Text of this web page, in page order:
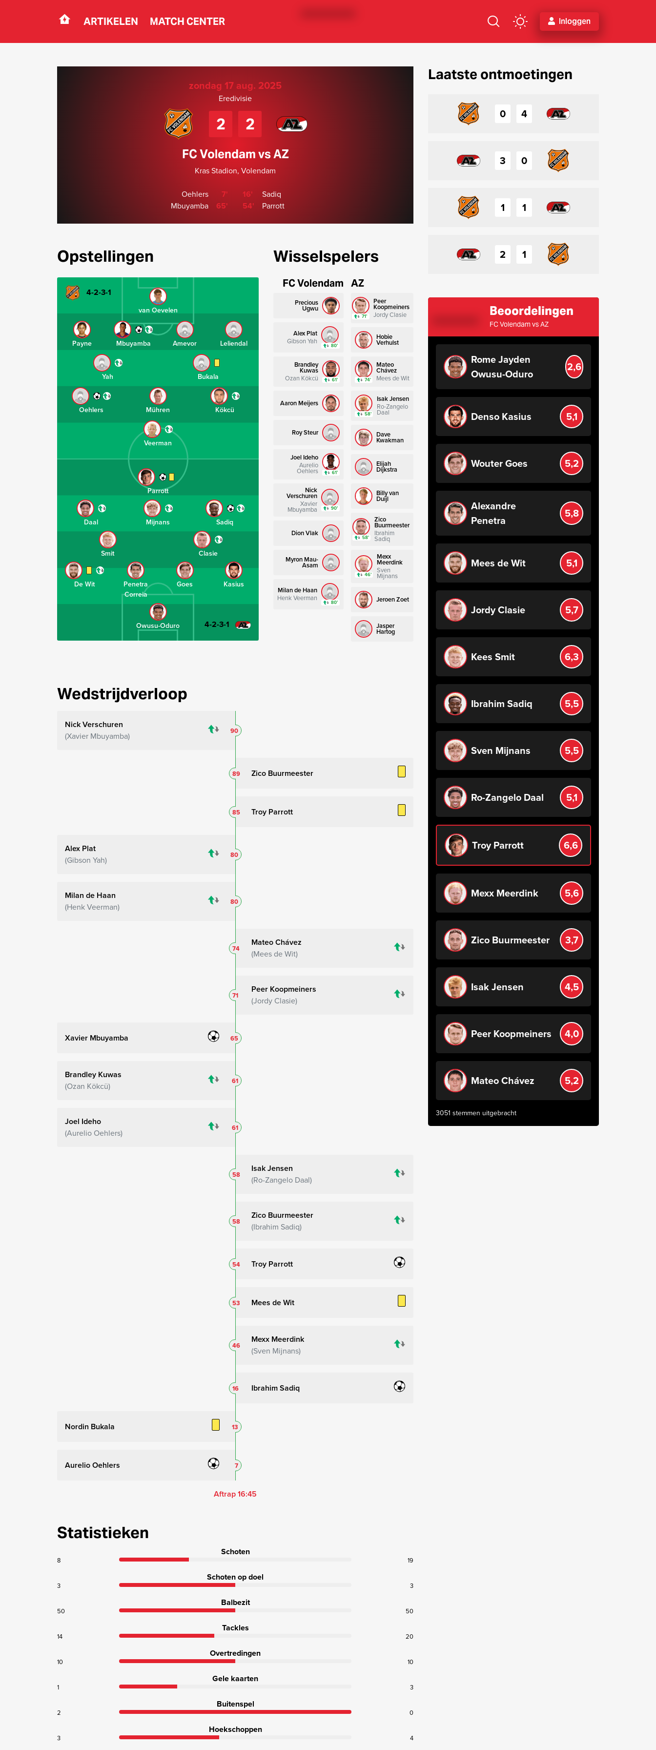
Navigation ARTIKELEN MATCH CENTER Inloggen
zondag 17 aug. 2025
Eredivisie
2 2
FC Volendam vs AZ
Kras Stadion, Volendam
Oehlers
7'
Mbuyamba
65'
16'
Sadiq
54'
Parrott
Opstellingen
4-2-3-1
van Oevelen
Payne Mbuyamba Amevor Leliendal
Yah Bukala
Oehlers Mühren Kökcü
Veerman
Owusu-Oduro
Kasius
Goes
Penetra
Correia
De Wit
Clasie
Smit
Sadiq
Mijnans
Daal
Parrott
4-2-3-1
Wisselspelers
FC Volendam
Precious
Ugwu
Alex Plat
Gibson Yah
80’
Brandley
Kuwas
Ozan Kökcü
61’
Aaron Meijers
Roy Steur
Joel Ideho
Aurelio
Oehlers 61’
Nick
Verschuren
Xavier
Mbuyamba 90’
Dion Vlak
Myron Mau-
Asam
Milan de Haan
Henk Veerman
80’
AZ
Peer
Koopmeiners
Jordy Clasie
71’
Hobie
Verhulst
Mateo
Chávez
Mees de Wit
74’
Isak Jensen
Ro-Zangelo
Daal
58’
Dave
Kwakman
Elijah
Dijkstra
Billy van
Duijl
Zico
Buurmeester
Ibrahim
Sadiq
58’
Mexx
Meerdink
Sven
Mijnans
46’
Jeroen Zoet
Jasper
Hartog
Wedstrijdverloop
Nick Verschuren
Xavier Mbuyamba
90
Zico Buurmeester
89
Troy Parrott
85
Alex Plat
Gibson Yah
80
Milan de Haan
Henk Veerman
80
Mateo Chávez
Mees de Wit
74
Peer Koopmeiners
Jordy Clasie
71
Xavier Mbuyamba 65
Brandley Kuwas
Ozan Kökcü
61
Joel Ideho
Aurelio Oehlers
61
Isak Jensen
Ro-Zangelo Daal
58
Zico Buurmeester
Ibrahim Sadiq
58
Troy Parrott
54
Mees de Wit
53
Mexx Meerdink
Sven Mijnans
46
Ibrahim Sadiq
16
Nordin Bukala 13
Aurelio Oehlers 7
Aftrap 16:45
Statistieken
Schoten
8 19
Schoten op doel
3 3
Balbezit
50 50
Tackles
14 20
Overtredingen
10 10
Gele kaarten
1 3
Buitenspel
2 0
Hoekschoppen
3 4
Laatste ontmoetingen
0 4
3 0
1 1
2 1
Beoordelingen
FC Volendam vs AZ
Rome Jayden
Owusu-Oduro
2,6
Denso Kasius 5,1
Wouter Goes 5,2
Alexandre
Penetra
5,8
Mees de Wit 5,1
Jordy Clasie 5,7
Kees Smit 6,3
Ibrahim Sadiq 5,5
Sven Mijnans 5,5
Ro-Zangelo Daal 5,1
Troy Parrott 6,6
Mexx Meerdink 5,6
Zico Buurmeester 3,7
Isak Jensen 4,5
Peer Koopmeiners 4,0
Mateo Chávez 5,2
3051 stemmen uitgebracht